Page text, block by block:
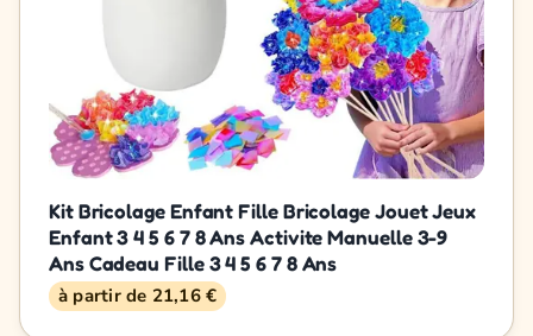
Kit Bricolage Enfant Fille Bricolage Jouet Jeux
Enfant 3 4 5 6 7 8 Ans Activite Manuelle 3-9
Ans Cadeau Fille 3 4 5 6 7 8 Ans
à partir de 21,16 €